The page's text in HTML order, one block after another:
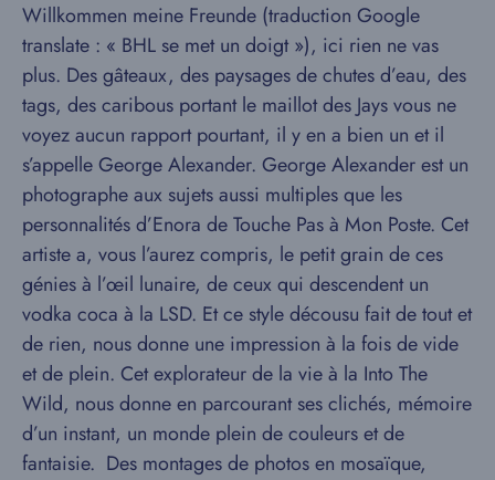
Willkommen meine Freunde (traduction Google
translate : « BHL se met un doigt »), ici rien ne vas
plus. Des gâteaux, des paysages de chutes d’eau, des
tags, des caribous portant le maillot des Jays vous ne
voyez aucun rapport pourtant, il y en a bien un et il
s’appelle George Alexander. George Alexander est un
photographe aux sujets aussi multiples que les
personnalités d’Enora de Touche Pas à Mon Poste. Cet
artiste a, vous l’aurez compris, le petit grain de ces
génies à l’œil lunaire, de ceux qui descendent un
vodka coca à la LSD. Et ce style décousu fait de tout et
de rien, nous donne une impression à la fois de vide
et de plein. Cet explorateur de la vie à la Into The
Wild, nous donne en parcourant ses clichés, mémoire
d’un instant, un monde plein de couleurs et de
fantaisie. Des montages de photos en mosaïque,